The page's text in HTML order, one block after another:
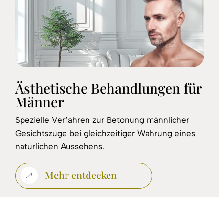
Ästhetische Behandlungen für
Männer
Spezielle Verfahren zur Betonung männlicher
Gesichtszüge bei gleichzeitiger Wahrung eines
natürlichen Aussehens.
& Mehr entdecken